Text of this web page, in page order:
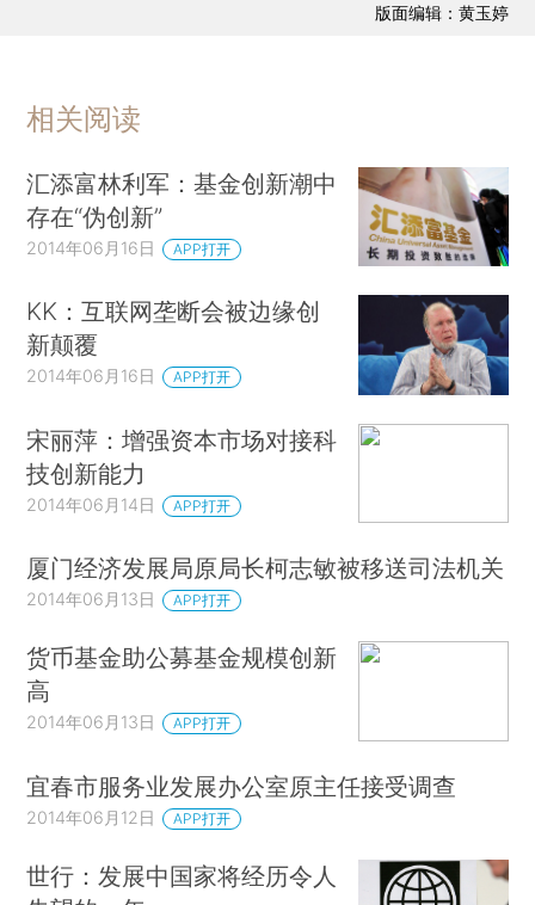
版面编辑：黄玉婷
相关阅读
汇添富林利军：基金创新潮中
存在“伪创新”
2014年06月16日 APP打开
KK：互联网垄断会被边缘创
新颠覆
2014年06月16日 APP打开
宋丽萍：增强资本市场对接科
技创新能力
2014年06月14日 APP打开
厦门经济发展局原局长柯志敏被移送司法机关
2014年06月13日 APP打开
货币基金助公募基金规模创新
高
2014年06月13日 APP打开
宜春市服务业发展办公室原主任接受调查
2014年06月12日 APP打开
世行：发展中国家将经历令人